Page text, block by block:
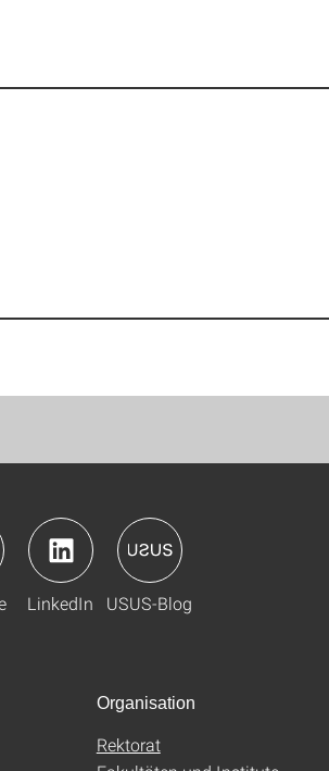
LinkedIn USUS-Blog
Organisation
Rektorat